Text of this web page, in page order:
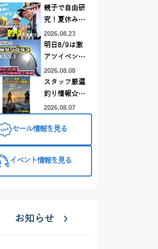
親子で自由研
究！夏休みに
釣りデビュー
2026.08.23
明日8/9は激
アツイベント
日！！！～オ
ーダー偏光グ
ラス受注会～
2026.08.08
スタッフ厳選
釣り情報☆彡
連休は何釣り
♪【イシグロ
2026.08.07
セール情報を見る
イベント情報を見る
お知らせ